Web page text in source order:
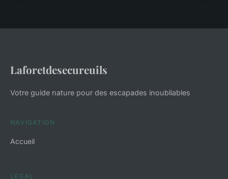
Laforetdesecureuils
Votre guide nature pour des escapades inoubliables
NAVIGATION
Accueil
LÉGAL